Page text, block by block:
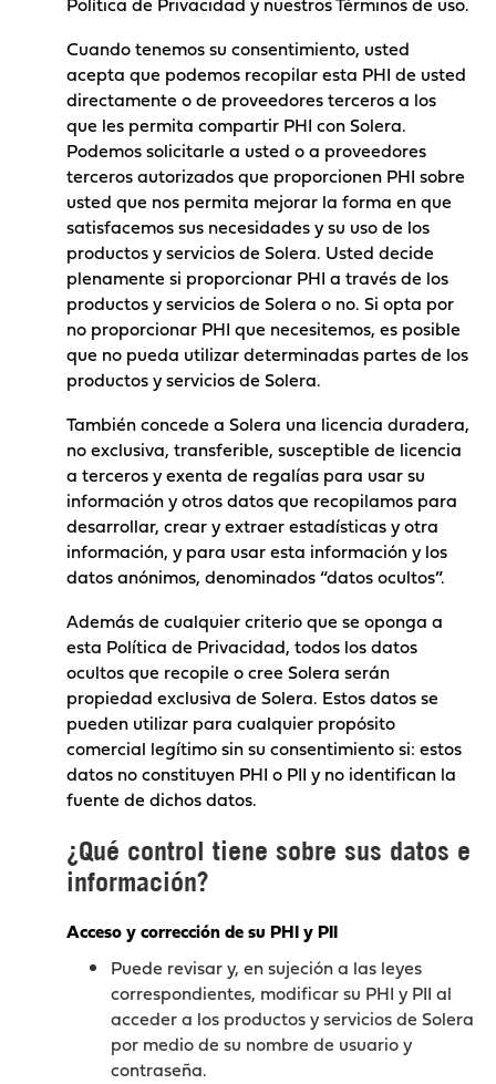
Cuando tenemos su consentimiento, usted
acepta que podemos recopilar esta PHI de usted
directamente o de proveedores terceros a los
que les permita compartir PHI con Solera.
Podemos solicitarle a usted o a proveedores
terceros autorizados que proporcionen PHI sobre
usted que nos permita mejorar la forma en que
satisfacemos sus necesidades y su uso de los
productos y servicios de Solera. Usted decide
plenamente si proporcionar PHI a través de los
productos y servicios de Solera o no. Si opta por
no proporcionar PHI que necesitemos, es posible
que no pueda utilizar determinadas partes de los
productos y servicios de Solera.
También concede a Solera una licencia duradera,
no exclusiva, transferible, susceptible de licencia
a terceros y exenta de regalías para usar su
información y otros datos que recopilamos para
desarrollar, crear y extraer estadísticas y otra
información, y para usar esta información y los
datos anónimos, denominados “datos ocultos”.
Además de cualquier criterio que se oponga a
esta Política de Privacidad, todos los datos
ocultos que recopile o cree Solera serán
propiedad exclusiva de Solera. Estos datos se
pueden utilizar para cualquier propósito
comercial legítimo sin su consentimiento si: estos
datos no constituyen PHI o PII y no identifican la
fuente de dichos datos.
¿Qué control tiene sobre sus datos e
información?
Acceso y corrección de su PHI y PII
Puede revisar y, en sujeción a las leyes
correspondientes, modificar su PHI y PII al
acceder a los productos y servicios de Solera
por medio de su nombre de usuario y
contraseña.